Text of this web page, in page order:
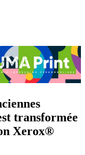
transformée
Xerox®